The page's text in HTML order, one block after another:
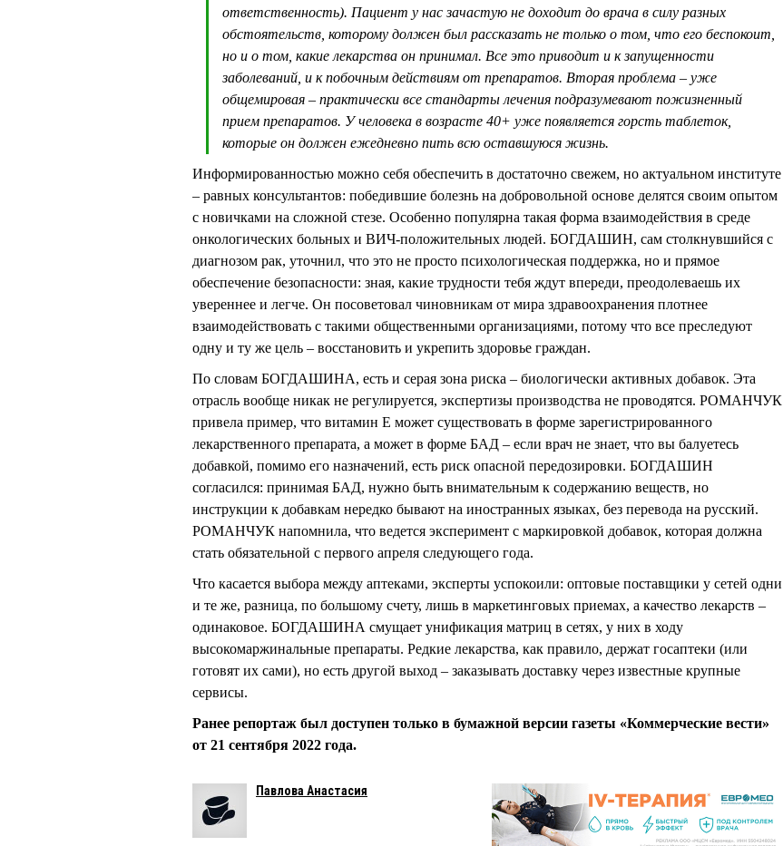
ответственность). Пациент у нас зачастую не доходит до врача в силу разных
обстоятельств, которому должен был рассказать не только о том, что его беспокоит,
но и о том, какие лекарства он принимал. Все это приводит и к запущенности
заболеваний, и к побочным действиям от препаратов. Вторая проблема – уже
общемировая – практически все стандарты лечения подразумевают пожизненный
прием препаратов. У человека в возрасте 40+ уже появляется горсть таблеток,
которые он должен ежедневно пить всю оставшуюся жизнь.
Информированностью можно себя обеспечить в достаточно свежем, но актуальном институте
– равных консультантов: победившие болезнь на добровольной основе делятся своим опытом
с новичками на сложной стезе. Особенно популярна такая форма взаимодействия в среде
онкологических больных и ВИЧ-положительных людей. БОГДАШИН, сам столкнувшийся с
диагнозом рак, уточнил, что это не просто психологическая поддержка, но и прямое
обеспечение безопасности: зная, какие трудности тебя ждут впереди, преодолеваешь их
увереннее и легче. Он посоветовал чиновникам от мира здравоохранения плотнее
взаимодействовать с такими общественными организациями, потому что все преследуют
одну и ту же цель – восстановить и укрепить здоровье граждан.
По словам БОГДАШИНА, есть и серая зона риска – биологически активных добавок. Эта
отрасль вообще никак не регулируется, экспертизы производства не проводятся. РОМАНЧУК
привела пример, что витамин Е может существовать в форме зарегистрированного
лекарственного препарата, а может в форме БАД – если врач не знает, что вы балуетесь
добавкой, помимо его назначений, есть риск опасной передозировки. БОГДАШИН
согласился: принимая БАД, нужно быть внимательным к содержанию веществ, но
инструкции к добавкам нередко бывают на иностранных языках, без перевода на русский.
РОМАНЧУК напомнила, что ведется эксперимент с маркировкой добавок, которая должна
стать обязательной с первого апреля следующего года.
Что касается выбора между аптеками, эксперты успокоили: оптовые поставщики у сетей одни
и те же, разница, по большому счету, лишь в маркетинговых приемах, а качество лекарств –
одинаковое. БОГДАШИНА смущает унификация матриц в сетях, у них в ходу
высокомаржинальные препараты. Редкие лекарства, как правило, держат госаптеки (или
готовят их сами), но есть другой выход – заказывать доставку через известные крупные
сервисы.
Ранее репортаж был доступен только в бумажной версии газеты «Коммерческие вести»
от 21 сентября 2022 года.
Павлова Анастасия